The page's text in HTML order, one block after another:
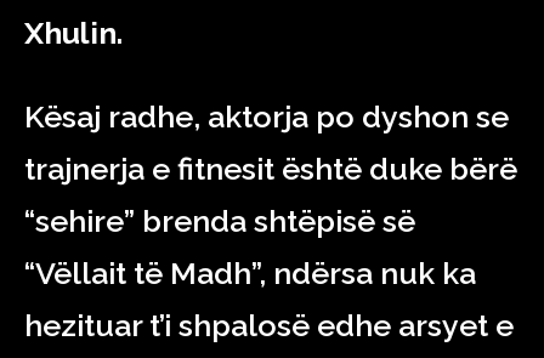
Xhulin.
Kësaj radhe, aktorja po dyshon se
trajnerja e fitnesit është duke bërë
“sehire” brenda shtëpisë së
“Vëllait të Madh”, ndërsa nuk ka
hezituar t’i shpalosë edhe arsyet e